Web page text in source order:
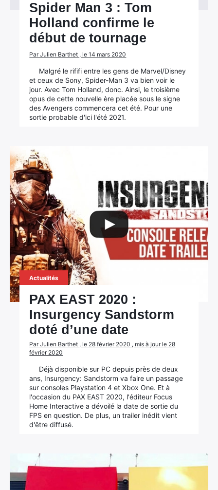
Spider Man 3 : Tom
Holland confirme le
début de tournage
Par Julien Barthet , le 14 mars 2020
Malgré le rififi entre les gens de Marvel/Disney
et ceux de Sony, Spider-Man 3 va bien voir le
jour. Avec Tom Holland, donc. Ainsi, le troisième
opus de cette nouvelle ère placée sous le signe
des Avengers commencera cet été. Pour une
sortie probable d'ici l'été 2021.
Actualités
PAX EAST 2020 :
Insurgency Sandstorm
doté d’une date
Par Julien Barthet , le 28 février 2020 , mis à jour le 28
février 2020
Déjà disponible sur PC depuis près de deux
ans, Insurgency: Sandstorm va faire un passage
sur consoles Playstation 4 et Xbox One. Et à
l'occasion du PAX EAST 2020, l'éditeur Focus
Home Interactive a dévoilé la date de sortie du
FPS en question. De plus, un trailer inédit vient
d'être diffusé.